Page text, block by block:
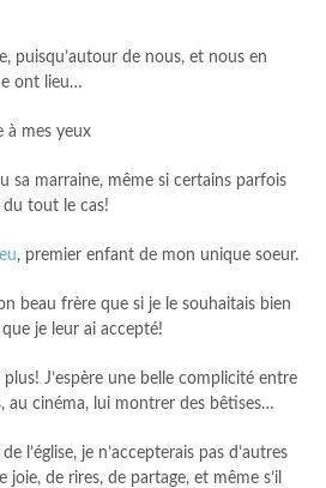
puisqu’autour de nous, et nous en
ont lieu…
à mes yeux
sa marraine, même si certains parfois
du tout le cas!
, premier enfant de mon unique soeur.
beau frère que si je le souhaitais bien
je leur ai accepté!
J’espère une belle complicité entre
au cinéma, lui montrer des bêtises…
l’église, je n’accepterais pas d’autres
de rires, de partage, et même s’il